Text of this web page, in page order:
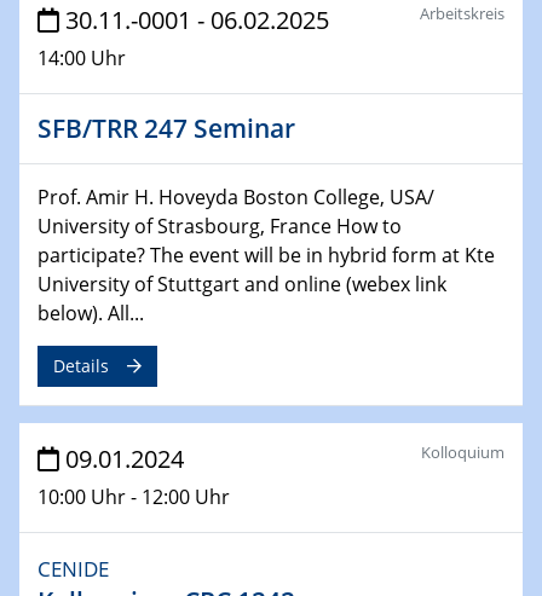
29.01.2024
Bewerbungsvorrtag Besetzung W3-Professur
Chemie für die Wasserforschung
29.01.2024
Bewerbungsvorrtag Besetzung W3-Professur
Technische Chemie – Technisch-Makromolekulare
Chemie für die Wasserforschung
29.01.2024
Bewerbungsvorrtag Besetzung W3-Professur
Technische Chemie – Technisch-Makromolekulare
Chemie für die Wasserforschung
WIN & CENIDE Seminar Series on 2D-
MATURE
ICAN Nutzertreffen
30.11.-0001 - 06.02.2025
14:00 Uhr
Arbeitskreis
SFB/TRR 247 Seminar
Prof. Amir H. Hoveyda Boston College, USA/
University of Strasbourg, France How to
participate? The event will be in hybrid form at Kte
University of Stuttgart and online (webex link
below). All...
Details
09.01.2024
10:00 Uhr - 12:00 Uhr
Kolloquium
CENIDE